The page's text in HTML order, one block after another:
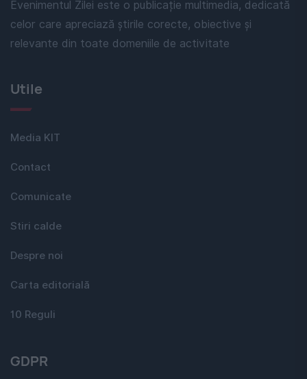
Evenimentul Zilei este o publicație multimedia, dedicată
celor care apreciază știrile corecte, obiective și
relevante din toate domeniile de activitate
Utile
Media KIT
Contact
Comunicate
Stiri calde
Despre noi
Carta editorială
10 Reguli
GDPR